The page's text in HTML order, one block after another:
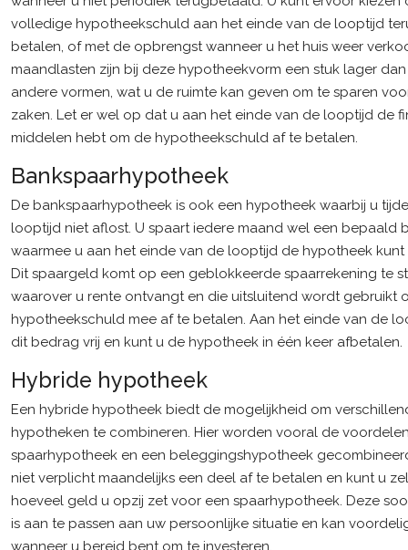
volledige hypotheekschuld aan het einde van de looptijd
betalen, of met de opbrengst wanneer u het huis weer
maandlasten zijn bij deze hypotheekvorm een stuk lager
andere vormen, wat u de ruimte kan geven om te sparen
zaken. Let er wel op dat u aan het einde van de looptijd de
middelen hebt om de hypotheekschuld af te betalen.
Bankspaarhypotheek
De bankspaarhypotheek is ook een hypotheek waarbij u
looptijd niet aflost. U spaart iedere maand wel een bepaald
waarmee u aan het einde van de looptijd de hypotheek
Dit spaargeld komt op een geblokkeerde spaarrekening te
waarover u rente ontvangt en die uitsluitend wordt gebruikt
hypotheekschuld mee af te betalen. Aan het einde van de
dit bedrag vrij en kunt u de hypotheek in één keer afbetalen.
Hybride hypotheek
Een hybride hypotheek biedt de mogelijkheid om
hypotheken te combineren. Hier worden vooral de
spaarhypotheek en een beleggingshypotheek
niet verplicht maandelijks een deel af te betalen en kunt u
hoeveel geld u opzij zet voor een spaarhypotheek. Deze
is aan te passen aan uw persoonlijke situatie en kan
wanneer u bereid bent om te investeren.